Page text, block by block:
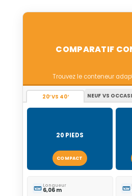
COMPARATIF
Trouvez le conteneur
20′ VS 40′ NEUF VS
20 PIEDS
COMPACT
Longueur
6,06 m